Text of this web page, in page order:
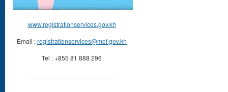
www.registrationservices.gov.kh
Email :registrationservices@mef.gov.kh
Tel : +855 81 888 296